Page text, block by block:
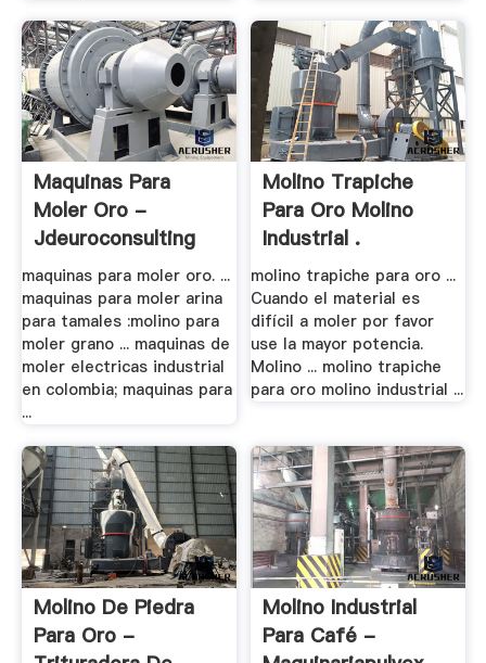
Maquinas Para
Moler Oro -
Jdeuroconsulting
maquinas para moler oro. ...
maquinas para moler arina
para tamales :molino para
moler grano ... maquinas de
moler electricas industrial
en colombia; maquinas para
...
Molino Trapiche
Para Oro Molino
Industrial .
molino trapiche para oro ...
Cuando el material es
difícil a moler por favor
use la mayor potencia.
Molino ... molino trapiche
para oro molino industrial ...
Molino De Piedra
Para Oro -
Molino Industrial
Para Café -